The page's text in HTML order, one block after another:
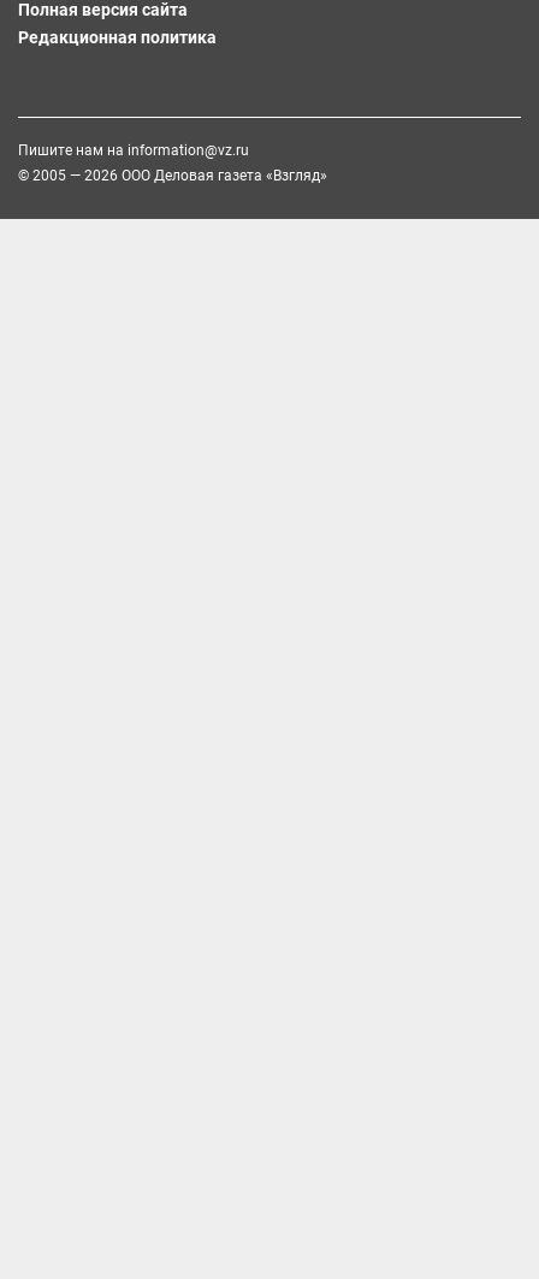
Полная версия сайта
Редакционная политика
Пишите нам на information@vz.ru
© 2005 — 2026 ООО Деловая газета «Взгляд»